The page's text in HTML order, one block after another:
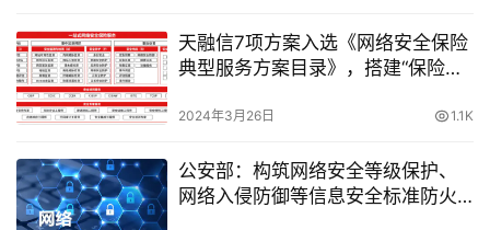
天融信7项方案入选《网络安全保险
典型服务方案目录》，搭建“保险
2024年3月26日 1.1K
公安部：构筑网络安全等级保护、
网络入侵防御等信息安全标准防火